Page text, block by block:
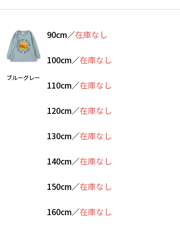
ブルーグレー
90cm／在庫なし
100cm／在庫なし
110cm／在庫なし
120cm／在庫なし
130cm／在庫なし
140cm／在庫なし
150cm／在庫なし
160cm／在庫なし